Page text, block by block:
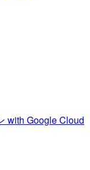
with Google Cloud